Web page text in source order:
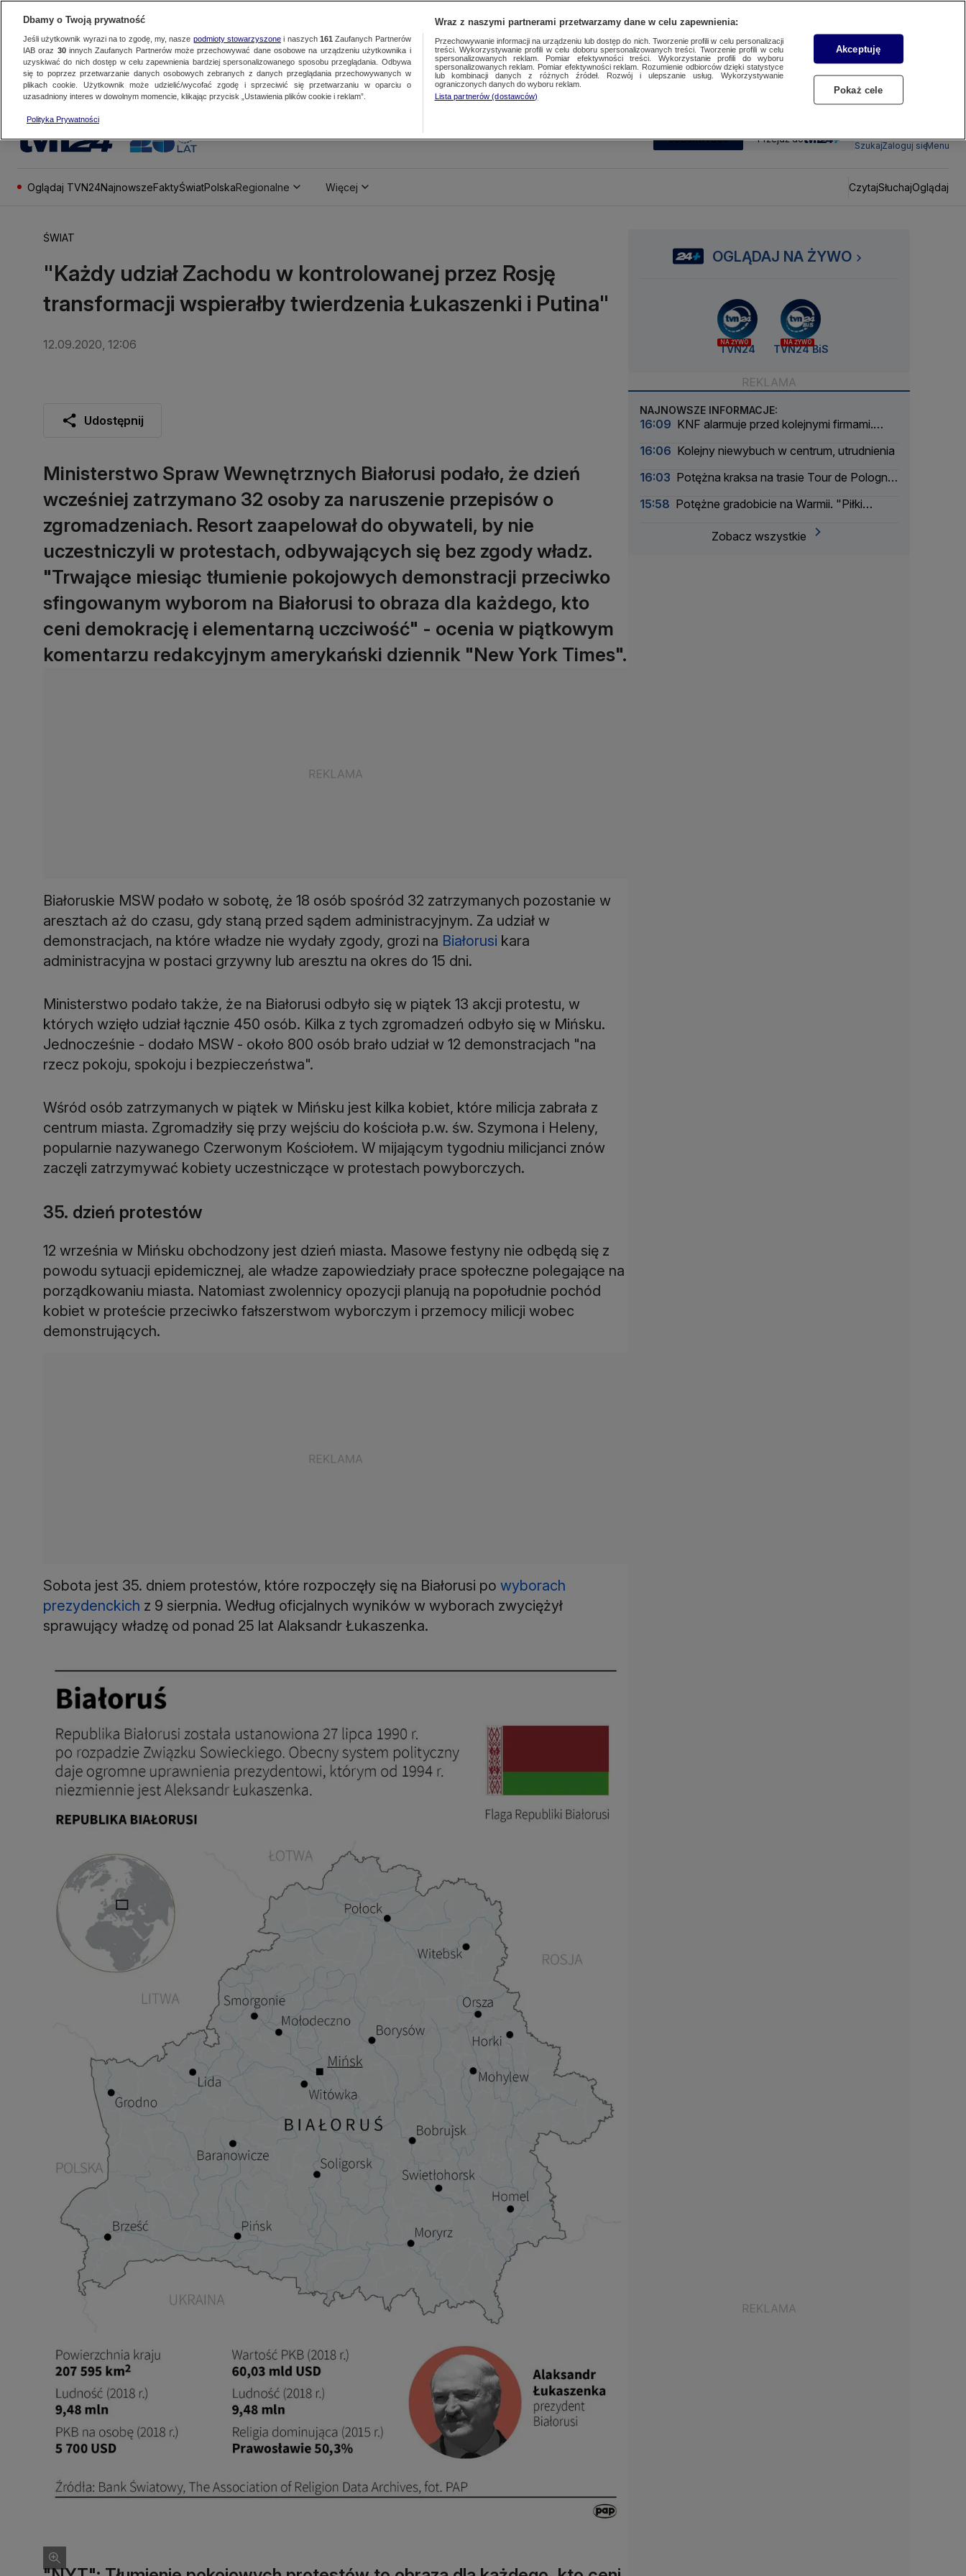
SUBSKRYBUJ Przejdź do
SzukajZaloguj sięMenu
Oglądaj TVN24NajnowszeFaktyŚwiatPolskaRegionalne Więcej CzytajSłuchajOglądaj
ŚWIAT
"Każdy udział Zachodu w kontrolowanej przez Rosję
transformacji wspierałby twierdzenia Łukaszenki i Putina"
12.09.2020, 12:06
Udostępnij
Ministerstwo Spraw Wewnętrznych Białorusi podało, że dzień
wcześniej zatrzymano 32 osoby za naruszenie przepisów o
zgromadzeniach. Resort zaapelował do obywateli, by nie
uczestniczyli w protestach, odbywających się bez zgody władz.
"Trwające miesiąc tłumienie pokojowych demonstracji przeciwko
sfingowanym wyborom na Białorusi to obraza dla każdego, kto
ceni demokrację i elementarną uczciwość" - ocenia w piątkowym
komentarzu redakcyjnym amerykański dziennik "New York Times".
Białoruskie MSW podało w sobotę, że 18 osób spośród 32 zatrzymanych pozostanie w
aresztach aż do czasu, gdy staną przed sądem administracyjnym. Za udział w
demonstracjach, na które władze nie wydały zgody, grozi na Białorusi kara
administracyjna w postaci grzywny lub aresztu na okres do 15 dni.
Ministerstwo podało także, że na Białorusi odbyło się w piątek 13 akcji protestu, w
których wzięło udział łącznie 450 osób. Kilka z tych zgromadzeń odbyło się w Mińsku.
Jednocześnie - dodało MSW - około 800 osób brało udział w 12 demonstracjach "na
rzecz pokoju, spokoju i bezpieczeństwa".
Wśród osób zatrzymanych w piątek w Mińsku jest kilka kobiet, które milicja zabrała z
centrum miasta. Zgromadziły się przy wejściu do kościoła p.w. św. Szymona i Heleny,
popularnie nazywanego Czerwonym Kościołem. W mijającym tygodniu milicjanci znów
zaczęli zatrzymywać kobiety uczestniczące w protestach powyborczych.
35. dzień protestów
12 września w Mińsku obchodzony jest dzień miasta. Masowe festyny nie odbędą się z
powodu sytuacji epidemicznej, ale władze zapowiedziały prace społeczne polegające na
porządkowaniu miasta. Natomiast zwolennicy opozycji planują na popołudnie pochód
kobiet w proteście przeciwko fałszerstwom wyborczym i przemocy milicji wobec
demonstrujących.
Sobota jest 35. dniem protestów, które rozpoczęły się na Białorusi po wyborach
prezydenckich z 9 sierpnia. Według oficjalnych wyników w wyborach zwyciężył
sprawujący władzę od ponad 25 lat Alaksandr Łukaszenka.
OGLĄDAJ NA ŻYWO
NA ŻYWO
TVN24
NA ŻYWO
TVN24 BiS
NAJNOWSZE INFORMACJE:
16:09 KNF alarmuje przed kolejnymi firmami.
16:06 Kolejny niewybuch w centrum, utrudnienia
16:03 Potężna kraksa na trasie Tour de Pologne.
15:58 Potężne gradobicie na Warmii. "Piłki
Zobacz wszystkie
Dbamy o Twoją prywatność
Jeśli użytkownik wyrazi na to zgodę, my, nasze podmioty stowarzyszonei naszych 161 Zaufanych Partnerów
IAB oraz 30innych Zaufanych Partnerów może przechowywać dane osobowe na urządzeniu użytkownika i
uzyskiwać do nich dostęp w celu zapewnienia bardziej spersonalizowanego sposobu przeglądania. Odbywa
się to poprzez przetwarzanie danych osobowych zebranych z danych przeglądania przechowywanych w
plikach cookie. Użytkownik może udzielić/wycofać zgodę i sprzeciwić się przetwarzaniu w oparciu o
uzasadniony interes w dowolnym momencie, klikając przycisk „Ustawienia plików cookie i reklam”.
Polityka Prywatności
Wraz z naszymi partnerami przetwarzamy dane w celu zapewnienia:
Przechowywanie informacji na urządzeniu lub dostęp do nich. Tworzenie profili w celu personalizacji
treści. Wykorzystywanie profili w celu doboru spersonalizowanych treści. Tworzenie profili w celu
spersonalizowanych reklam. Pomiar efektywności treści. Wykorzystanie profili do wyboru
spersonalizowanych reklam. Pomiar efektywności reklam. Rozumienie odbiorców dzięki statystyce
lub kombinacji danych z różnych źródeł. Rozwój i ulepszanie usług. Wykorzystywanie
ograniczonych danych do wyboru reklam.
Lista partnerów (dostawców)
Akceptuję
Pokaż cele